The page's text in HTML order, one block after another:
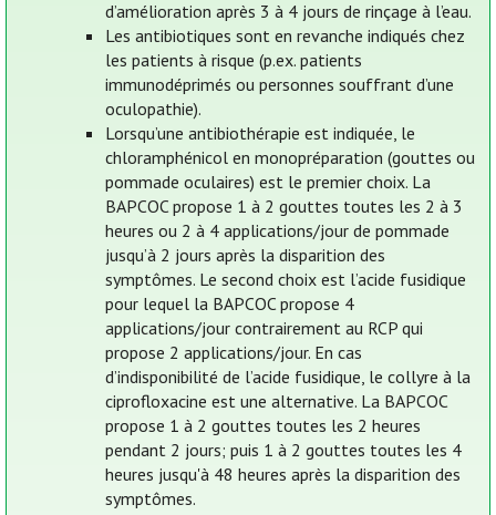
d’amélioration après 3 à 4 jours de rinçage à l’eau.
Les antibiotiques sont en revanche indiqués chez
les patients à risque (p.ex. patients
immunodéprimés ou personnes souffrant d’une
oculopathie).
Lorsqu’une antibiothérapie est indiquée, le
chloramphénicol en monopréparation (gouttes ou
pommade oculaires) est le premier choix. La
BAPCOC propose 1 à 2 gouttes toutes les 2 à 3
heures ou 2 à 4 applications/jour de pommade
jusqu’à 2 jours après la disparition des
symptômes. Le second choix est l’acide fusidique
pour lequel la BAPCOC propose 4
applications/jour contrairement au RCP qui
propose 2 applications/jour. En cas
d’indisponibilité de l’acide fusidique, le collyre à la
ciprofloxacine est une alternative. La BAPCOC
propose 1 à 2 gouttes toutes les 2 heures
pendant 2 jours; puis 1 à 2 gouttes toutes les 4
heures jusqu'à 48 heures après la disparition des
symptômes.